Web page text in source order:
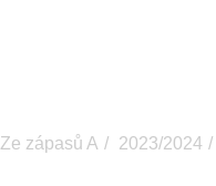
Ze zápasů A 2023/2024